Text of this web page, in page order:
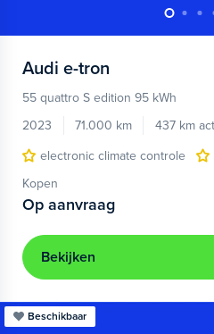
Audi e-tron
55 quattro S edition 95 kWh
2023
71.000 km 437 km
electronic climate controle
Kopen
Op aanvraag
Bekijken
Beschikbaar